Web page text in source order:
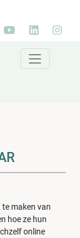
maken van
hoe ze hun
online